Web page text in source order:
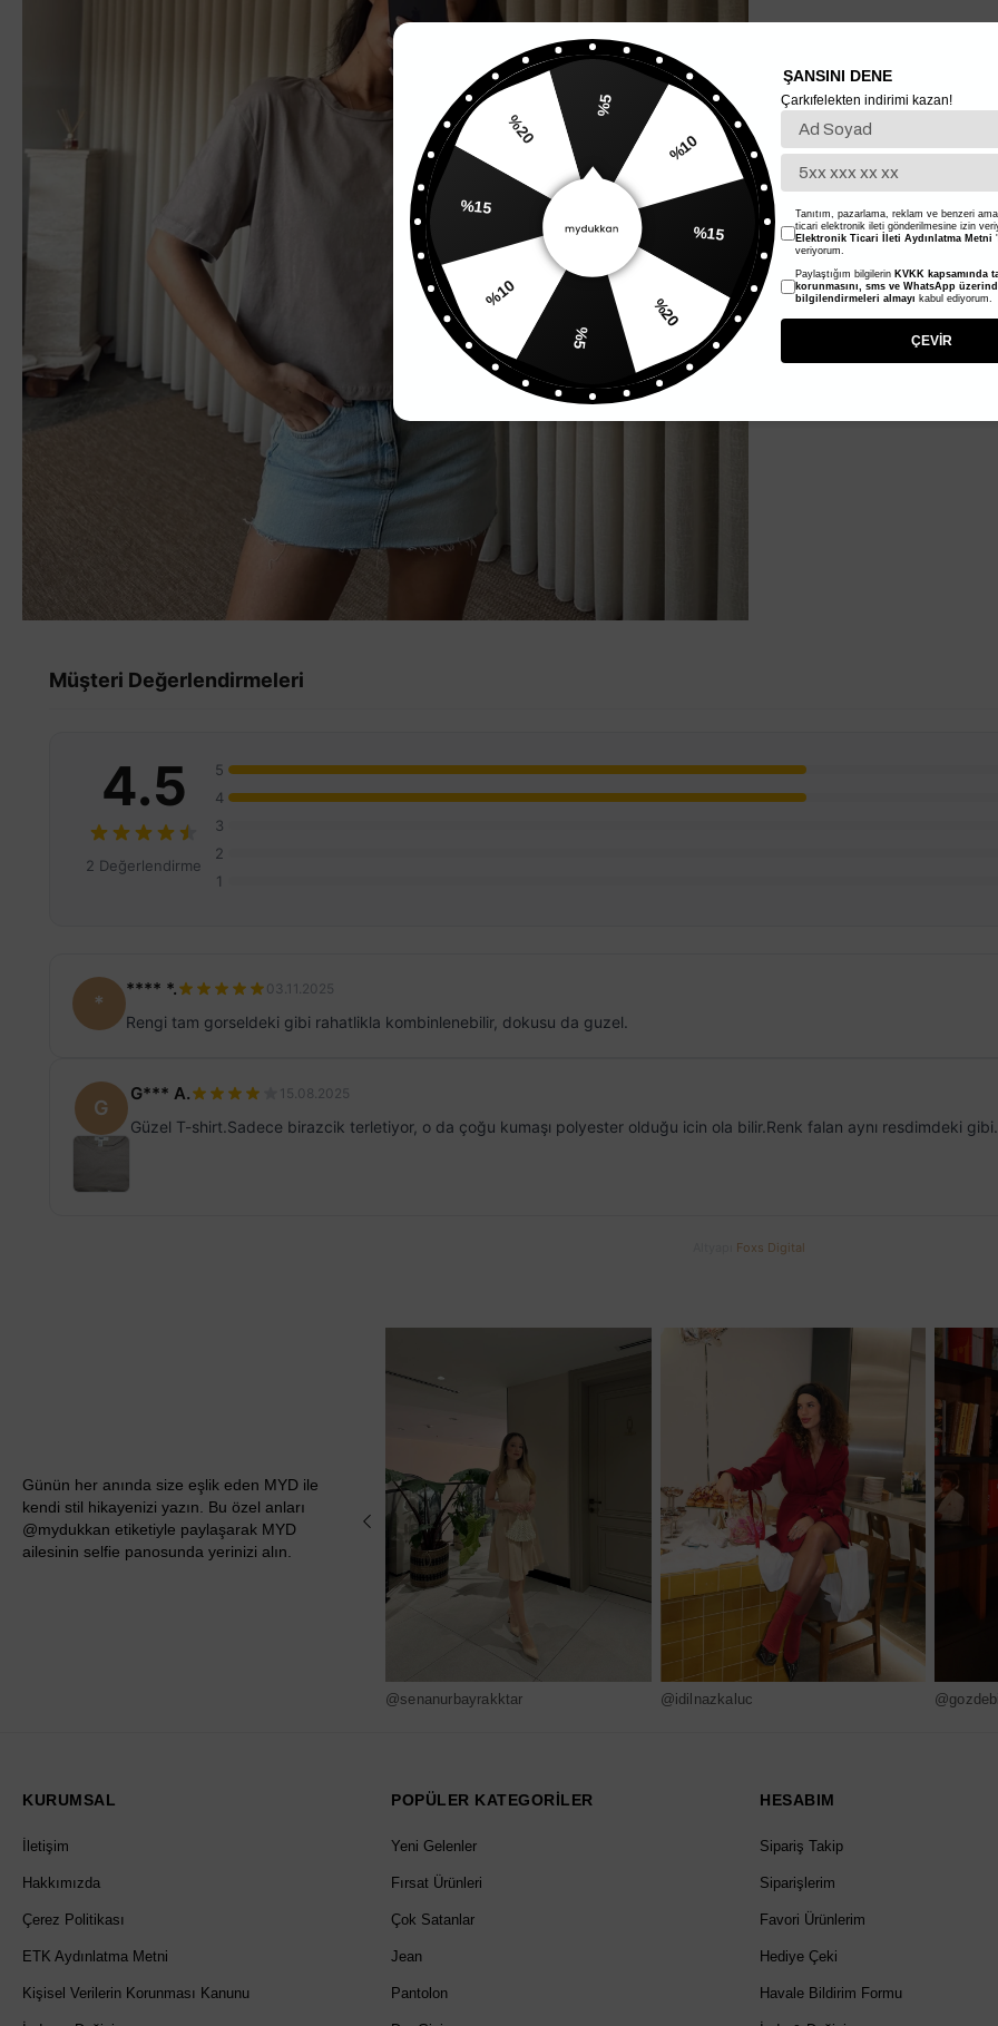
Müşteri Değerlendirmeleri
4.5
2 Değerlendirme
5
4
3
2
1
*
**** *. 03.11.2025
Rengi tam gorseldeki gibi rahatlikla kombinlenebilir, dokusu da guzel.
G
G*** A. 15.08.2025
Güzel T-shirt.Sadece birazcik terletiyor, o da çoğu kumaşı polyester olduğu icin ola bilir.Renk falan aynı resdimdeki
Foxs Digital
Günün her anında size eşlik eden MYD ile
kendi stil hikayenizi yazın. Bu özel anları
@mydukkan etiketiyle paylaşarak MYD
ailesinin selfie panosunda yerinizi alın.
@senanurbayrakktar @idilnazkaluc
KURUMSAL
İletişim
Hakkımızda
Çerez Politikası
ETK Aydınlatma Metni
Kişisel Verilerin Korunması Kanunu
POPÜLER KATEGORİLER
Yeni Gelenler
Fırsat Ürünleri
Çok Satanlar
Jean
Pantolon
HESABIM
Sipariş Takip
Siparişlerim
Favori Ürünlerim
Hediye Çeki
Havale Bildirim Formu
%5
%10
%15
%20
%5
%10
%15
%20
ŞANSINI DENE
Çarkıfelekten indirimi kazan!
Tanıtım, pazarlama, reklam ve benzeri
ticari elektronik ileti gönderilmesine izin
Elektronik Ticari İleti Aydınlatma Metni
veriyorum.
Paylaştığım bilgilerin KVKK kapsamında
korunmasını, sms ve WhatsApp
bilgilendirmeleri almayı kabul ediyorum.
ÇEVİR